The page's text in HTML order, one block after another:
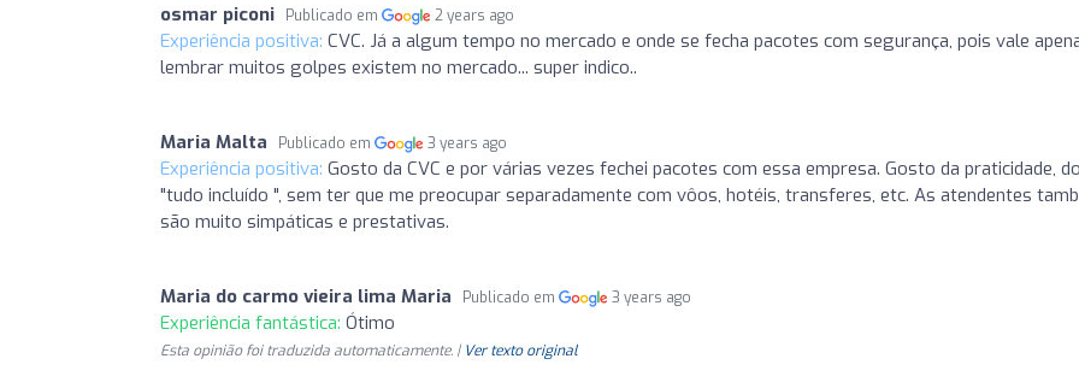
osmar piconi Publicado em 2 years ago
Experiência positiva: CVC. Já a algum tempo no mercado e onde se fecha pacotes com segurança, pois vale
lembrar muitos golpes existem no mercado... super indico..
Maria Malta Publicado em 3 years ago
Experiência positiva: Gosto da CVC e por várias vezes fechei pacotes com essa empresa. Gosto da praticidade, do
"tudo incluído ", sem ter que me preocupar separadamente com vôos, hotéis, transferes, etc. As atendentes
são muito simpáticas e prestativas.
Maria do carmo vieira lima Maria Publicado em 3 years ago
Experiência fantástica: Ótimo
Esta opinião foi traduzida automaticamente. | Ver texto original